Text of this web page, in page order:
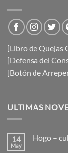
[Libro de Quejas
[Defensa del
[Botón de
ULTIMAS
14
May
Hogo –